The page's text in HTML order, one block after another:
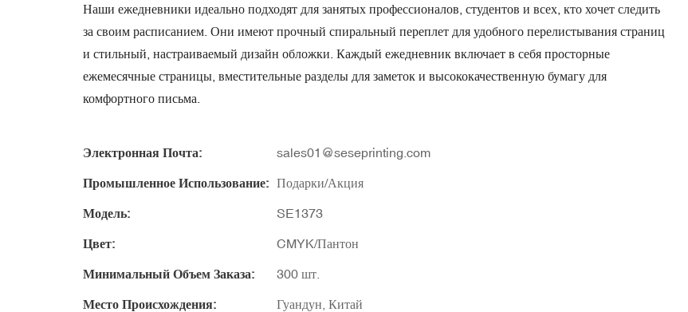
Наши ежедневники идеально подходят для занятых профессионалов, студентов и всех, кто хочет следить
за своим расписанием. Они имеют прочный спиральный переплет для удобного перелистывания страниц
и стильный, настраиваемый дизайн обложки. Каждый ежедневник включает в себя просторные
ежемесячные страницы, вместительные разделы для заметок и высококачественную бумагу для
комфортного письма.
Электронная Почта: sales01@seseprinting.com
Промышленное Использование: Подарки/Акция
Модель: SE1373
Цвет: CMYK/Пантон
Минимальный Объем Заказа: 300 шт.
Место Происхождения: Гуандун, Китай